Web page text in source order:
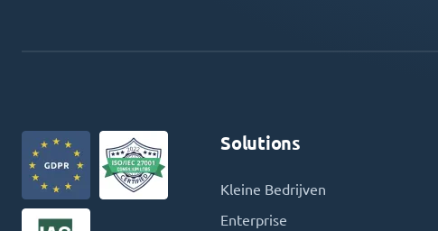
Solutions
Kleine Bedrijven
Enterprise